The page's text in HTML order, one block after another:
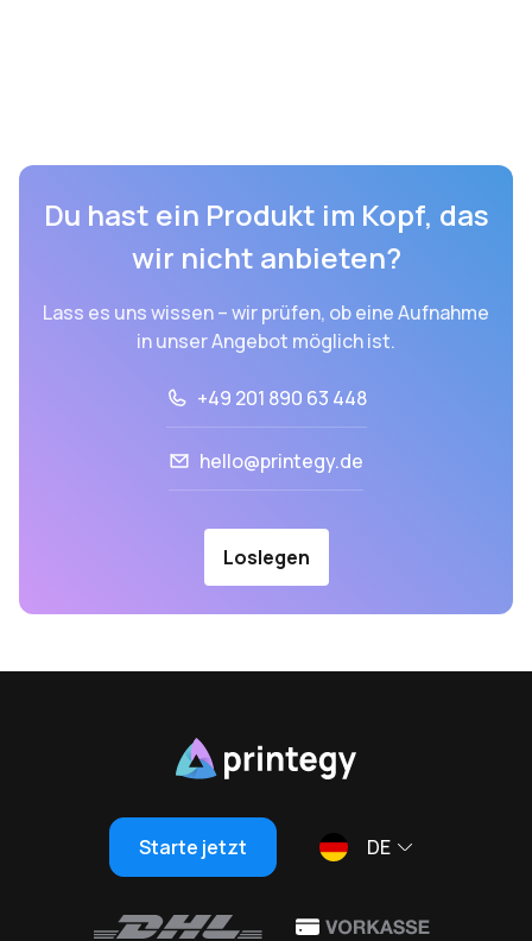
Du hast ein Produkt im Kopf, das
wir nicht anbieten?
Lass es uns wissen – wir prüfen, ob eine Aufnahme
in unser Angebot möglich ist.
+49 201 890 63 448
hello@printegy.de
Loslegen
Starte jetzt DE